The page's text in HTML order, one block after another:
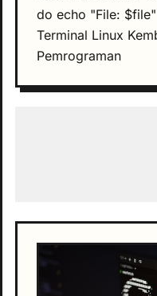
do echo "File:
Terminal Linux
Pemrograman